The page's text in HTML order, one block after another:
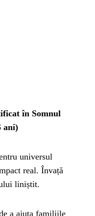
în Somnul
ani)
universul
real. Învață
liniștit.
a ajuta familiile